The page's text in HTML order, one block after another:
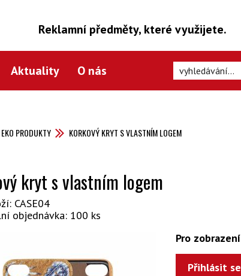
Reklamní předměty, které využijete.
Aktuality O nás
EKO PRODUKTY KORKOVÝ KRYT S VLASTNÍM LOGEM
kryt s vlastním logem
CASE04
objednávka: 100 ks
Pro
Přihlásit se